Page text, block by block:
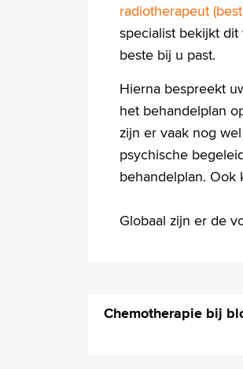
radiotherapeut
specialist bekijkt
beste bij u past.
Hierna bespreekt
het behandelplan
zijn er vaak nog
psychische
behandelplan. Ook
Globaal zijn er de
Chemotherapie bij